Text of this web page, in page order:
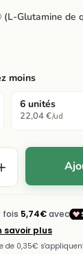
Glutamine de
moins
6 unités
22,04 €/ud